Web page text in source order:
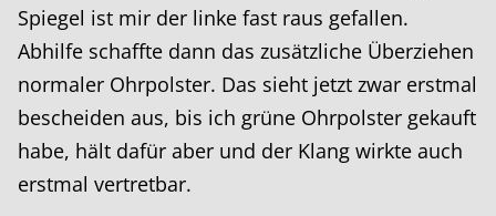
Spiegel ist mir der linke fast raus gefallen.
Abhilfe schaffte dann das zusätzliche Überziehen
normaler Ohrpolster. Das sieht jetzt zwar erstmal
bescheiden aus, bis ich grüne Ohrpolster gekauft
habe, hält dafür aber und der Klang wirkte auch
erstmal vertretbar.